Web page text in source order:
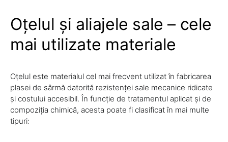
Oțelul și aliajele sale – cele
mai utilizate materiale
Oțelul este materialul cel mai frecvent utilizat în fabricarea
plasei de sârmă datorită rezistenței sale mecanice ridicate
și costului accesibil. În funcție de tratamentul aplicat și de
compoziția chimică, acesta poate fi clasificat în mai multe
tipuri: